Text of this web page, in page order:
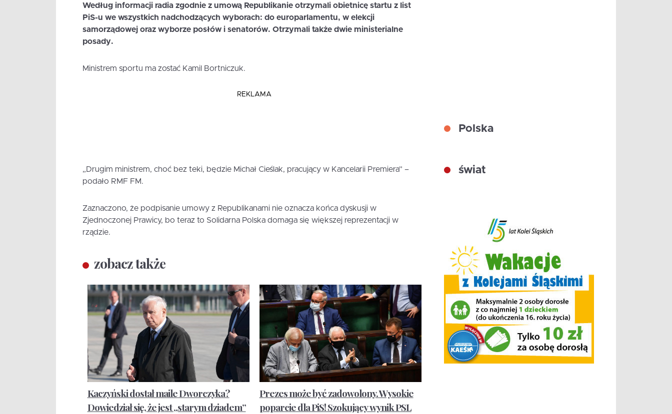
Według informacji radia zgodnie z umową Republikanie otrzymali obietnicę startu z list
PiS-u we wszystkich nadchodzących wyborach: do europarlamentu, w elekcji
samorządowej oraz wyborze posłów i senatorów. Otrzymali także dwie ministerialne
posady.
Ministrem sportu ma zostać Kamil Bortniczuk.
REKLAMA
„Drugim ministrem, choć bez teki, będzie Michał Cieślak, pracujący w Kancelarii Premiera” –
podało RMF FM.
Zaznaczono, że podpisanie umowy z Republikanami nie oznacza końca dyskusji w
Zjednoczonej Prawicy, bo teraz to Solidarna Polska domaga się większej reprezentacji w
rządzie.
zobacz także
Kaczyński dostał maile Dworczyka?
Dowiedział się, że jest „starym dziadem”
Prezes może być zadowolony. Wysokie
poparcie dla PiS! Szokujący wynik PSL
Polska
świat